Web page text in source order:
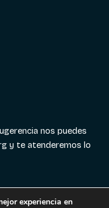
nos puedes
y te atenderemos lo
experiencia en